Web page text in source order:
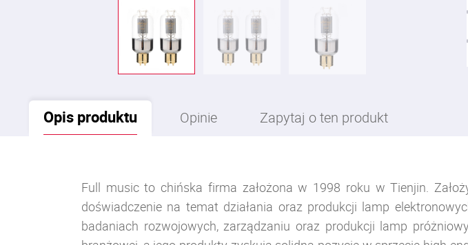
Opis produktu Opinie Zapytaj o ten produkt
Full music to chińska firma założona w 1998 roku w Tienjin.
doświadczenie na temat działania oraz produkcji lamp
badaniach rozwojowych, zarządzaniu oraz produkcji lamp